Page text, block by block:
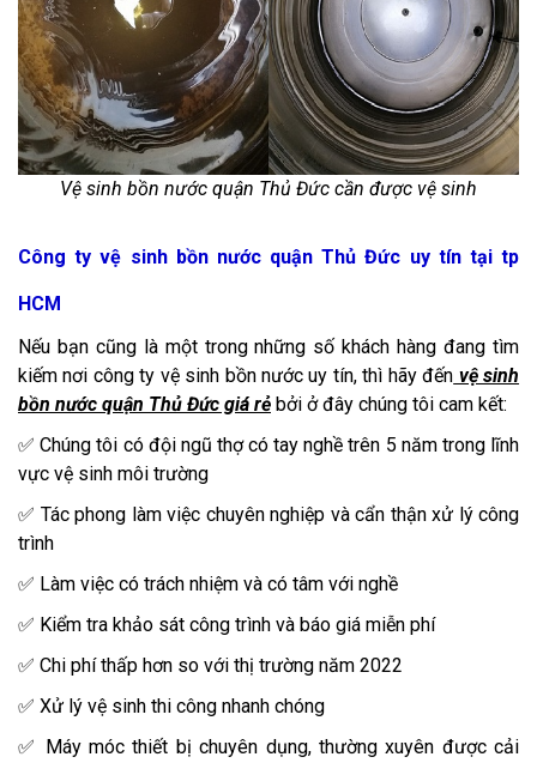
Vệ sinh bồn nước quận Thủ Đức cần được vệ sinh
Công ty vệ sinh bồn nước quận Thủ Đức uy tín tại tp
HCM
Nếu bạn cũng là một trong những số khách hàng đang tìm
kiếm nơi công ty vệ sinh bồn nước uy tín, thì hãy đến vệ sinh
bồn nước quận Thủ Đức giá rẻ bởi ở đây chúng tôi cam kết:
✅ Chúng tôi có đội ngũ thợ có tay nghề trên 5 năm trong lĩnh
vực vệ sinh môi trường
✅ Tác phong làm việc chuyên nghiệp và cẩn thận xử lý công
trình
✅ Làm việc có trách nhiệm và có tâm với nghề
✅ Kiểm tra khảo sát công trình và báo giá miễn phí
✅ Chi phí thấp hơn so với thị trường năm 2022
✅ Xử lý vệ sinh thi công nhanh chóng
✅ Máy móc thiết bị chuyên dụng, thường xuyên được cải